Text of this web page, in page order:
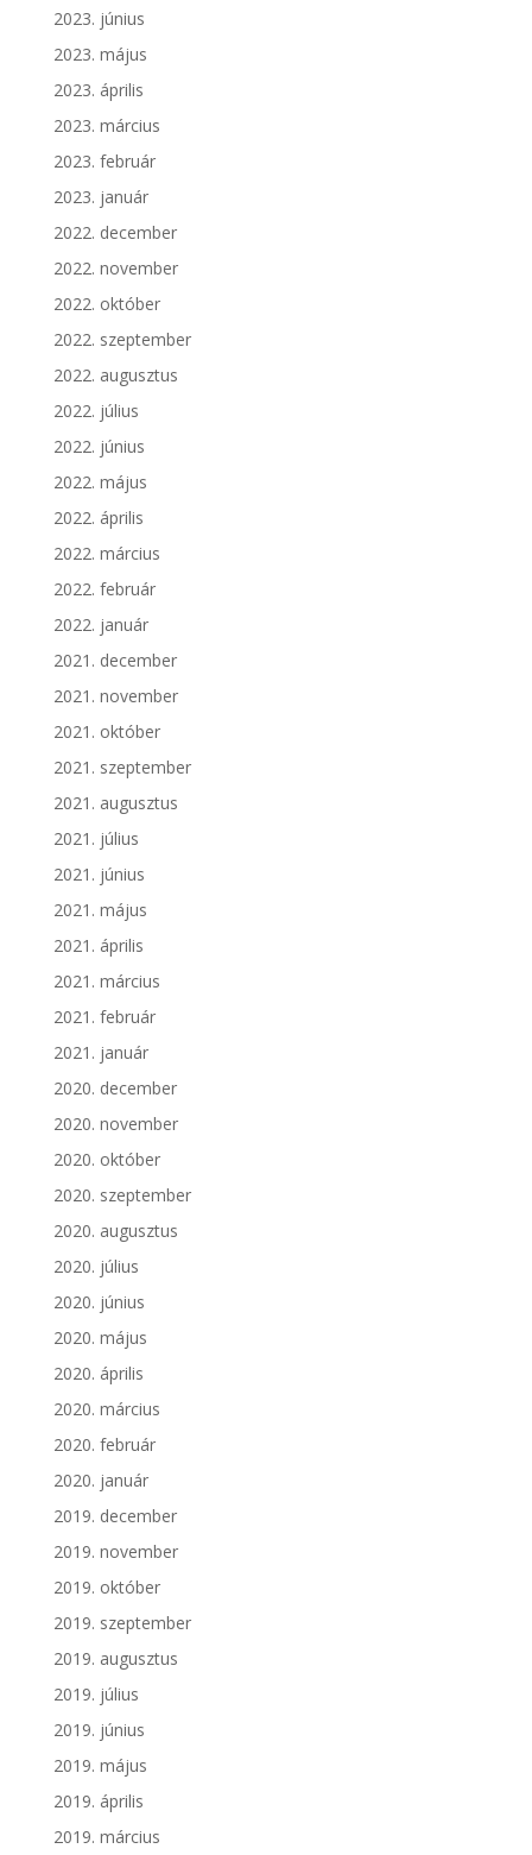
2023. június
2023. május
2023. április
2023. március
2023. február
2023. január
2022. december
2022. november
2022. október
2022. szeptember
2022. augusztus
2022. július
2022. június
2022. május
2022. április
2022. március
2022. február
2022. január
2021. december
2021. november
2021. október
2021. szeptember
2021. augusztus
2021. július
2021. június
2021. május
2021. április
2021. március
2021. február
2021. január
2020. december
2020. november
2020. október
2020. szeptember
2020. augusztus
2020. július
2020. június
2020. május
2020. április
2020. március
2020. február
2020. január
2019. december
2019. november
2019. október
2019. szeptember
2019. augusztus
2019. július
2019. június
2019. május
2019. április
2019. március